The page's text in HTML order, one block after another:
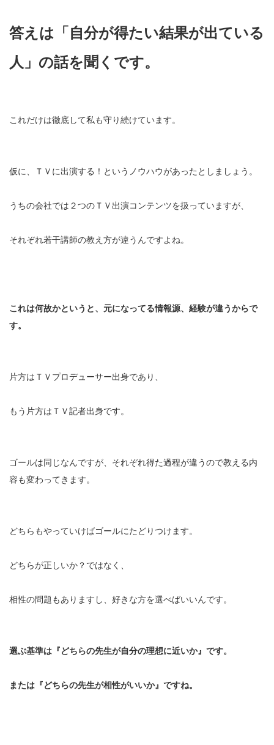
答えは「自分が得たい結果が出ている
人」の話を聞くです。
これだけは徹底して私も守り続けています。
仮に、ＴＶに出演する！というノウハウがあったとしましょう。
うちの会社では２つのＴＶ出演コンテンツを扱っていますが、
それぞれ若干講師の教え方が違うんですよね。
これは何故かというと、元になってる情報源、経験が違うからで
す。
片方はＴＶプロデューサー出身であり、
もう片方はＴＶ記者出身です。
ゴールは同じなんですが、それぞれ得た過程が違うので教える内
容も変わってきます。
どちらもやっていけばゴールにたどりつけます。
どちらが正しいか？ではなく、
相性の問題もありますし、好きな方を選べばいいんです。
選ぶ基準は『どちらの先生が自分の理想に近いか』です。
または『どちらの先生が相性がいいか』ですね。